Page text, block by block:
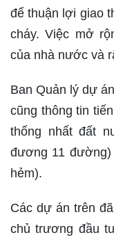
để thuận lợi giao
cháy. Việc mở
của nhà nước và
Ban Quản lý dự
cũng thông tin
thống nhất đất
đương 11
hẻm).
Các dự án trên
chủ trương đầu